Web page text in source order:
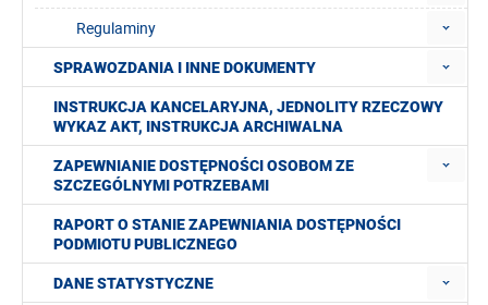
Regulaminy
SPRAWOZDANIA I INNE DOKUMENTY
INSTRUKCJA KANCELARYJNA, JEDNOLITY RZECZOWY
WYKAZ AKT, INSTRUKCJA ARCHIWALNA
ZAPEWNIANIE DOSTĘPNOŚCI OSOBOM ZE
SZCZEGÓLNYMI POTRZEBAMI
RAPORT O STANIE ZAPEWNIANIA DOSTĘPNOŚCI
PODMIOTU PUBLICZNEGO
DANE STATYSTYCZNE